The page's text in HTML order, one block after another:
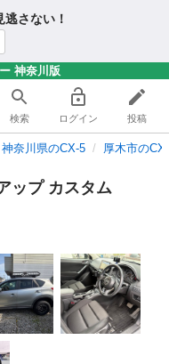
さない！
神奈川版
検索 ログイン 投稿
神奈川県のCX-5 厚木市の
ップ カスタム